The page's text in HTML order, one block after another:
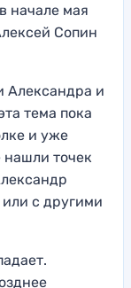
начале мая
Сопин
Александра и
тема пока
и уже
точек
с другими